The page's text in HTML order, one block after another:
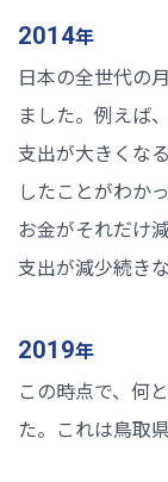
2014年
日本の全世代の
ました。例えば
支出が大きくな
したことがわか
お金がそれだけ
支出が減少続き
2019年
この時点で、何
た。これは鳥取